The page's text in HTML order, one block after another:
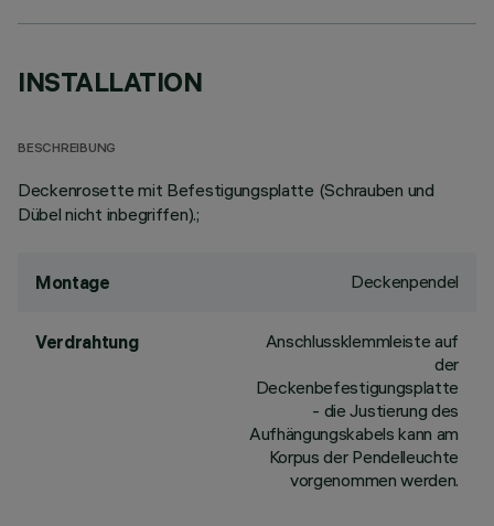
INSTALLATION
BESCHREIBUNG
Deckenrosette mit Befestigungsplatte (Schrauben und
Dübel nicht inbegriffen).;
Montage Deckenpendel
Verdrahtung
Anschlussklemmleiste auf
der
Deckenbefestigungsplatte
- die Justierung des
Aufhängungskabels kann am
Korpus der Pendelleuchte
vorgenommen werden.